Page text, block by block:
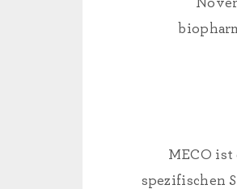
MECO
spezifischen